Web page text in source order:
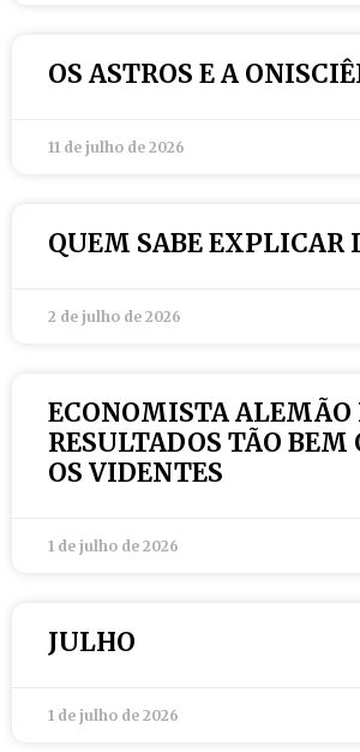
OS ASTROS E A
11 de julho de 2026
QUEM SABE EXPLICAR
2 de julho de 2026
ECONOMISTA ALEMÃO
RESULTADOS TÃO BEM
OS VIDENTES
1 de julho de 2026
JULHO
1 de julho de 2026